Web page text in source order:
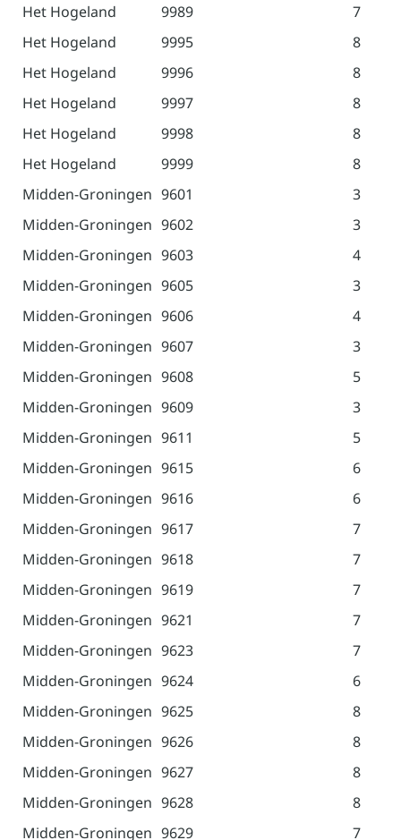
Het Hogeland
9989
7
Het Hogeland
9995
8
Het Hogeland
9996
8
Het Hogeland
9997
8
Het Hogeland
9998
8
Het Hogeland
9999
8
Midden-Groningen 9601
3
Midden-Groningen 9602
3
Midden-Groningen 9603
4
Midden-Groningen 9605
3
Midden-Groningen 9606
4
Midden-Groningen 9607
3
Midden-Groningen 9608
5
Midden-Groningen 9609
3
Midden-Groningen 9611
5
Midden-Groningen 9615
6
Midden-Groningen 9616
6
Midden-Groningen 9617
7
Midden-Groningen 9618
7
Midden-Groningen 9619
7
Midden-Groningen 9621
7
Midden-Groningen 9623
7
Midden-Groningen 9624
6
Midden-Groningen 9625
8
Midden-Groningen 9626
8
Midden-Groningen 9627
8
Midden-Groningen 9628
8
Midden-Groningen 9629 7